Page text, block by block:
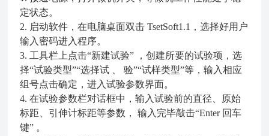
定状态。
2. 启动软件，在电脑桌面双击 TsetSoft1.1，选择好用户
输入密码进入程序。
3. 工具栏上点击“新建试验” ，创建所要的试验项，选
择“试验类型”“选择试 、 验”“试样类型”等，输入相应
组号点击确定，进入试验参数界面。
4. 在试验参数栏对话框中，输入试验前的直径、原始
标距、引伸计标距等参数， 输入完毕敲击“Enter 回车
键” 。